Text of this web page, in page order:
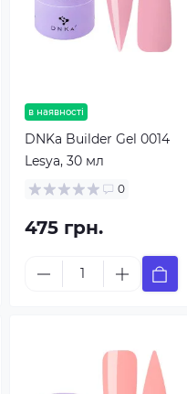
в наявності
DNKa Builder Gel 0014
Lesya, 30 мл
0
475 грн.